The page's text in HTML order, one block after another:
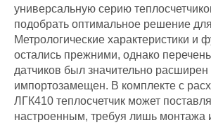
универсальную серию
подобрать оптимальное решение
Метрологические характеристики и
остались прежними, однако
датчиков был значительно
импортозамещен. В комплекте с
ЛГК410 теплосчетчик может
настроенным, требуя лишь монтажа